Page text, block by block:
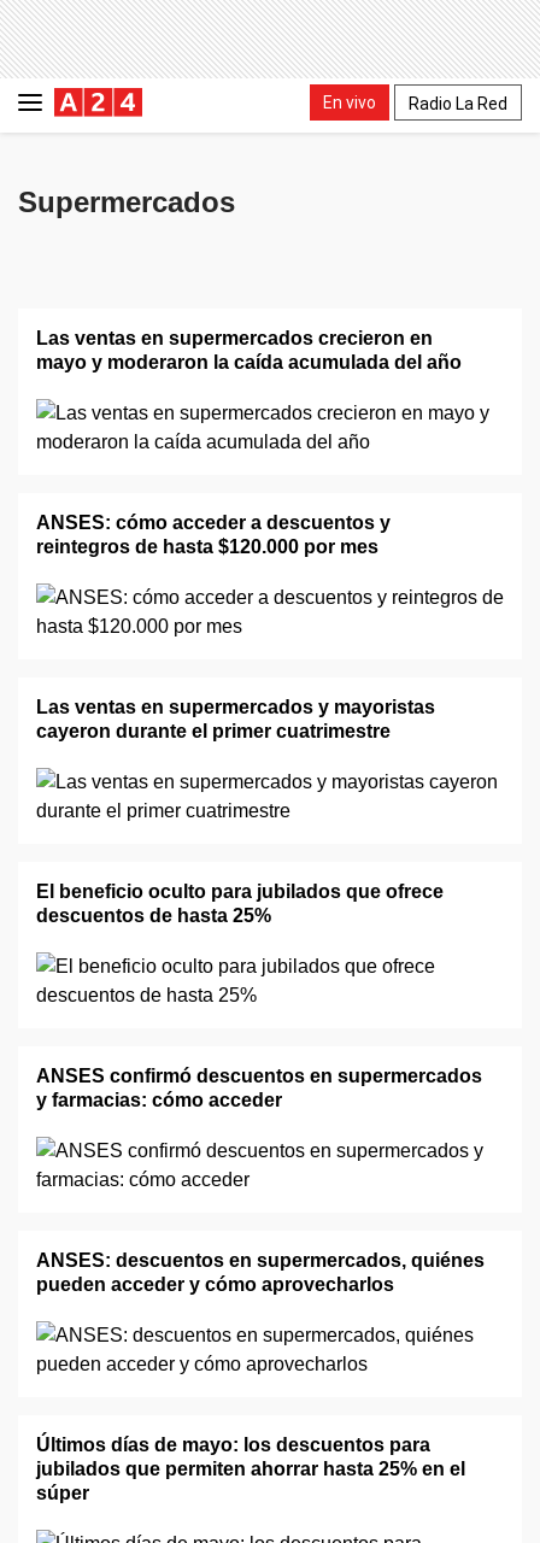
En vivo Radio La Red
Supermercados
Las ventas en supermercados crecieron en
mayo y moderaron la caída acumulada del año
ANSES: cómo acceder a descuentos y
reintegros de hasta $120.000 por mes
Las ventas en supermercados y mayoristas
cayeron durante el primer cuatrimestre
El beneficio oculto para jubilados que ofrece
descuentos de hasta 25%
ANSES confirmó descuentos en supermercados
y farmacias: cómo acceder
ANSES: descuentos en supermercados, quiénes
pueden acceder y cómo aprovecharlos
Últimos días de mayo: los descuentos para
jubilados que permiten ahorrar hasta 25% en el
súper